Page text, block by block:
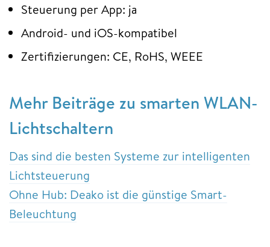
Steuerung per App: ja
Android- und iOS-kompatibel
Zertifizierungen: CE, RoHS, WEEE
Mehr Beiträge zu smarten WLAN-
Lichtschaltern
Das sind die besten Systeme zur intelligenten
Lichtsteuerung
Ohne Hub: Deako ist die günstige Smart-
Beleuchtung